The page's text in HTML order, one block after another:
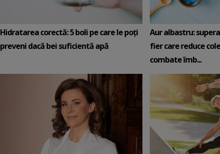
Hidratarea corectă: 5 boli pe care le poți
preveni dacă bei suficientă apă
Aur albastru:
fier care reduce
combate îmb...